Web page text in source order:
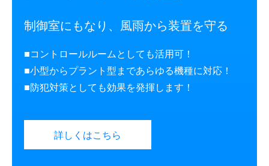
制御室にもなり、風雨から装置を守る
■コントロールルームとしても活用可！
■小型からプラント型まであらゆる機種に対応！
■防犯対策としても効果を発揮します！
詳しくはこちら